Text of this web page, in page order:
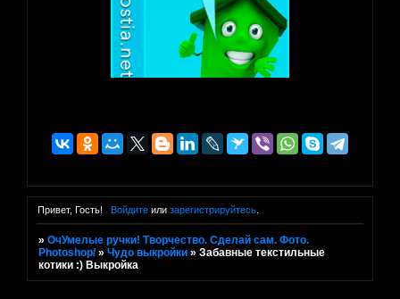
Привет, Гость! Войдитеили зарегистрируйтесь.
»ОчУмелые ручки! Творчество. Сделай сам. Фото.
Photoshop/ »Чудо выкройки »Забавные текстильные
котики :) Выкройка